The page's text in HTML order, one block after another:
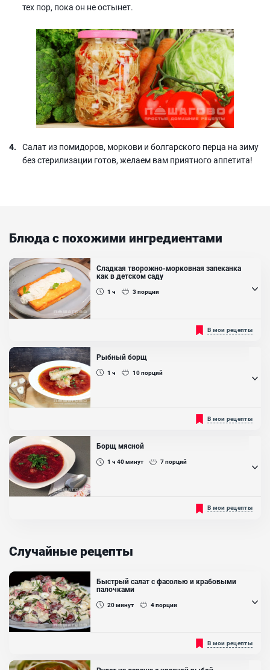
тех пор, пока он не остынет.
Салат из помидоров, моркови и болгарского перца на зиму
без стерилизации готов, желаем вам приятного аппетита!
Блюда с похожими ингредиентами
Сладкая творожно-морковная запеканка
как в детском саду
1 ч 3порции
Творожно морковная запеканка — популярная еда из детского
меню, хотя ее с удовольствием едят и взрослые. Полезная,
поскольку является источником кальция и витамина А. Это
блюдо позволит приучить капризное чадо к моркови. В составе
сладкой запеканки из творога вкус овоща практически
незаметен. Украсьте взбитыми сливками...
В мои рецепты
Рыбный борщ
1 ч 10порций
В мои рецепты
Борщ мясной
1 ч 40минут 7порций
В мои рецепты
Случайные рецепты
Быстрый салат с фасолью и крабовыми
палочками
20минут 4порции
Быстрый салат с фасолью, который богат белком и очень
сытный. Это настоящая выручалочка при внезапном визите
гостей. Готовится быстро, а выглядит очень эффектно и при этом
вкусно!...
В мои рецепты